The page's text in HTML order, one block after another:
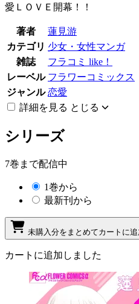
愛ＬＯＶＥ開幕！！
著者
蓮見游
カテゴリ 少女・女性マンガ
雑誌
フラコミ like！
レーベル フラワーコミックス
ジャンル 恋愛
詳細を見る とじる
シリーズ
7巻まで配信中
1巻から
最新刊から
未購入分をまとめてカートに追
カートに追加しました